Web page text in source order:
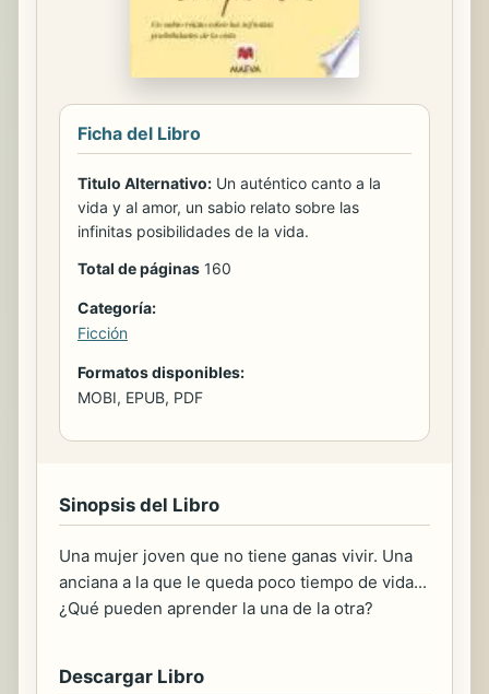
Ficha del Libro
Titulo Alternativo: Un auténtico canto a la
vida y al amor, un sabio relato sobre las
infinitas posibilidades de la vida.
Total de páginas 160
Categoría:
Ficción
Formatos disponibles:
MOBI, EPUB, PDF
Sinopsis del Libro
Una mujer joven que no tiene ganas vivir. Una
anciana a la que le queda poco tiempo de vida...
¿Qué pueden aprender la una de la otra?
Descargar Libro